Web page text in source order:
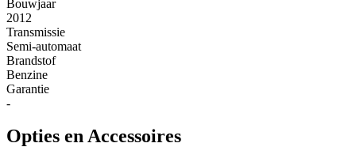
Bouwjaar
2012
Transmissie
Semi-automaat
Brandstof
Benzine
Garantie
-
Opties en Accessoires